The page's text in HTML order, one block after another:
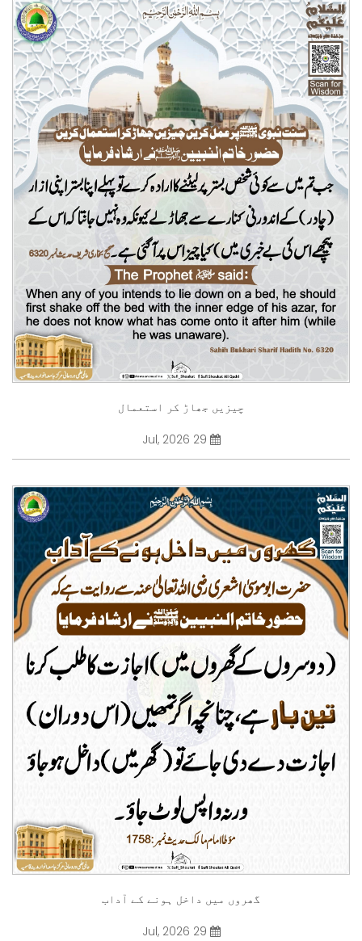
چیزیں جھاڑ کر استعمال
گھروں میں داخل ہونے کے آداب